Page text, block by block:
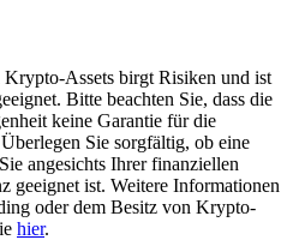
Assets birgt Risiken und ist
Bitte beachten Sie, dass die
keine Garantie für die
Sie sorgfältig, ob eine
angesichts Ihrer finanziellen
geeignet ist. Weitere Informationen
oder dem Besitz von Krypto-
hier.